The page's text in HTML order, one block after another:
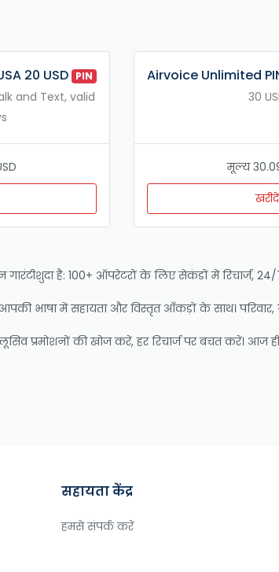
20 USD PIN
and Text, valid
Airvoice Unlimited
30
मूल्य
खरीदें
है: 100+ ऑपरेटरों के लिए सेकंडों में रिचार्ज, 24/
आपकी भाषा में सहायता और विस्तृत आँकड़ों के साथ।
प्रमोशनों की खोज करें, हर रिचार्ज पर बचत करें। आज
सहायता केंद्र
हमसे संपर्क करें